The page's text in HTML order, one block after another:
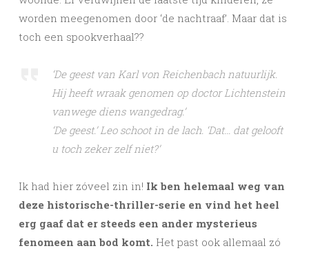
worden meegenomen door ‘de nachtraaf’. Maar dat is
toch een spookverhaal??
‘De geest van Karl von Reichenbach natuurlijk.
Hij heeft wraak genomen op doctor Lichtenstein
vanwege diens wangedrag.’
‘De geest.’ Leo schoot in de lach. ‘Dat… dat gelooft
u toch zeker zelf niet?’
Ik had hier zóveel zin in! Ik ben helemaal weg van
deze historische-thriller-serie en vind het heel
erg gaaf dat er steeds een ander mysterieus
fenomeen aan bod komt. Het past ook allemaal zó